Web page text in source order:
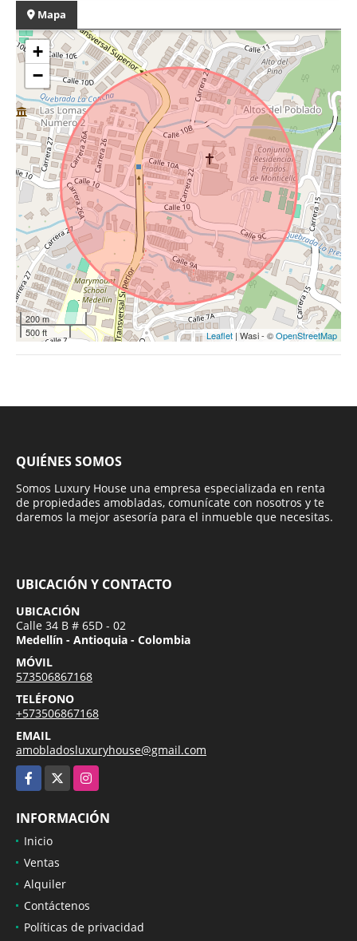
Mapa
+
−
200 m
500 ft
Leaflet | Wasi - ©OpenStreetMap
QUIÉNES SOMOS
Somos Luxury House una empresa especializada en renta
de propiedades amobladas, comunícate con nosotros y te
daremos la mejor asesoría para el inmueble que necesitas.
UBICACIÓN Y CONTACTO
UBICACIÓN
Calle 34 B # 65D - 02
Medellín - Antioquia - Colombia
MÓVIL
573506867168
TELÉFONO
+573506867168
EMAIL
amobladosluxuryhouse@gmail.com
Facebook
Instagram
INFORMACIÓN
Inicio
Ventas
Alquiler
Contáctenos
Políticas de privacidad